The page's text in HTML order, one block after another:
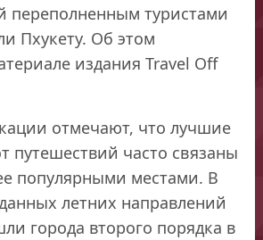
переполненным туристами
Пхукету. Об этом
издания Travel Off
отмечают, что лучшие
путешествий часто связаны
популярными местами. В
летних направлений
города второго порядка в